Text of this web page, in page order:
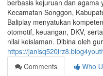
berbasis kejuruan dan agama
Kecamatan Songgon,
Baliplay menyatukan
otomotif, keuangan, DKV,
nilai keislaman. Dibina oleh
https://
Comments
Who